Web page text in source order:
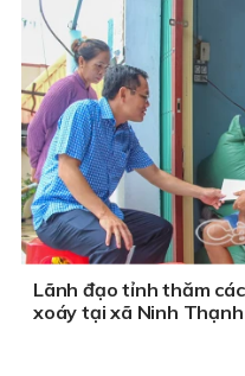
Lãnh đạo tỉnh thăm
xoáy tại xã Ninh Thạnh